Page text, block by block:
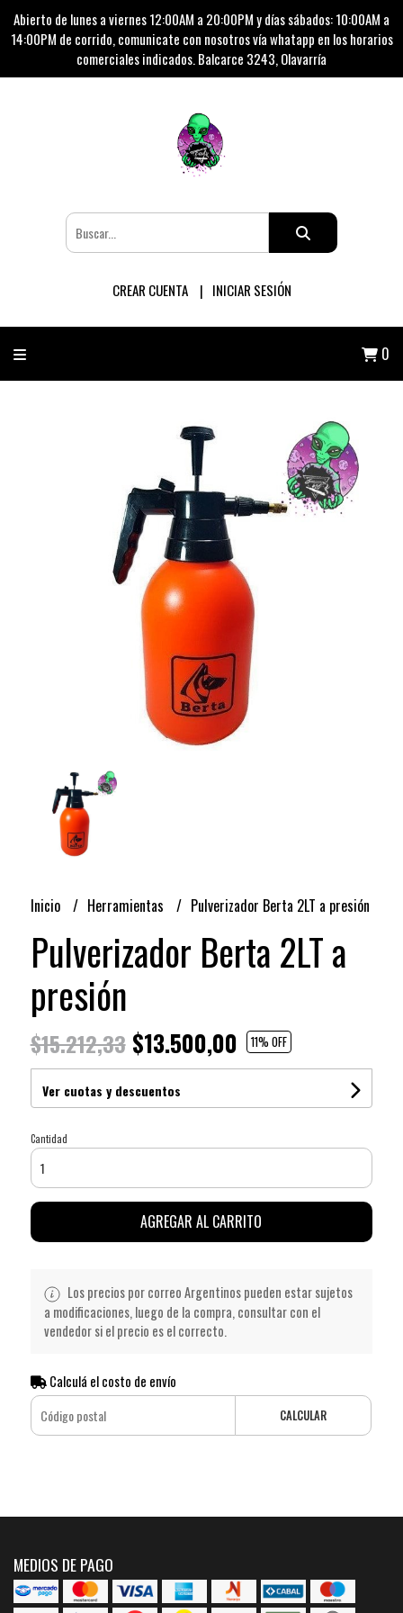
Abierto de lunes a viernes 12:00AM a 20:00PM y días sábados: 10:00AM a
14:00PM de corrido, comunicate con nosotros vía whatapp en los horarios
comerciales indicados. Balcarce 3243, Olavarría
CREAR CUENTA INICIAR SESIÓN
0
Inicio Herramientas Pulverizador Berta 2LT a presión
Pulverizador Berta 2LT a
presión
$15.212,33$13.500,00 11% OFF
Ver cuotas y descuentos
Cantidad
AGREGAR AL CARRITO
Los precios por correo Argentinos pueden estar sujetos
a modificaciones, luego de la compra, consultar con el
vendedor si el precio es el correcto.
Calculá el costo de envío
CALCULAR
MEDIOS DE PAGO